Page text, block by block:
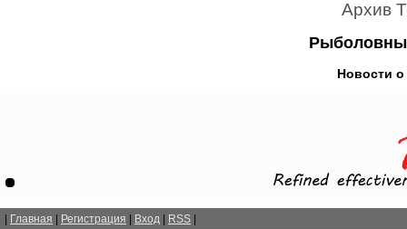
Архив
Новости о
Главная Регистрация Вход RSS